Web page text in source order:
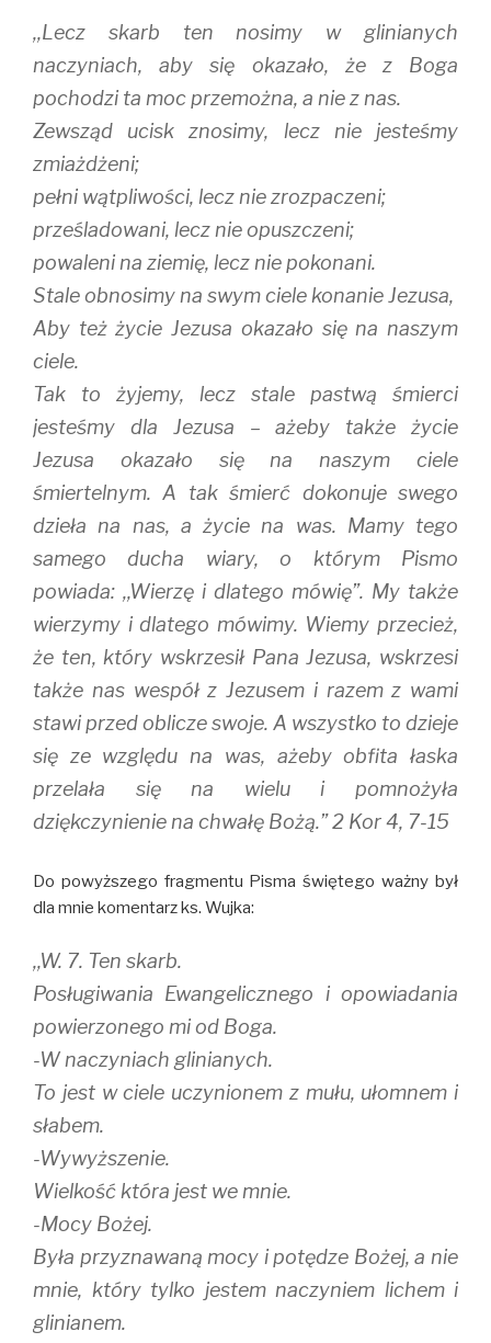
w
w
i
n
d
o
)
e
w
w
i
n
d
w
w
n
d
w
,,Lecz skarb ten nosimy w glinianych
naczyniach, aby się okazało, że z Boga
pochodzi ta moc przemożna, a nie z nas.
Zewsząd ucisk znosimy, lecz nie jesteśmy
zmiażdżeni;
pełni wątpliwości, lecz nie zrozpaczeni;
prześladowani, lecz nie opuszczeni;
powaleni na ziemię, lecz nie pokonani.
Stale obnosimy na swym ciele konanie Jezusa,
Aby też życie Jezusa okazało się na naszym
ciele.
Tak to żyjemy, lecz stale pastwą śmierci
jesteśmy dla Jezusa – ażeby także życie
Jezusa okazało się na naszym ciele
śmiertelnym. A tak śmierć dokonuje swego
dzieła na nas, a życie na was. Mamy tego
samego ducha wiary, o którym Pismo
powiada: ,,Wierzę i dlatego mówię”. My także
wierzymy i dlatego mówimy. Wiemy przecież,
że ten, który wskrzesił Pana Jezusa, wskrzesi
także nas wespół z Jezusem i razem z wami
stawi przed oblicze swoje. A wszystko to dzieje
się ze względu na was, ażeby obfita łaska
przelała się na wielu i pomnożyła
dziękczynienie na chwałę Bożą.” 2 Kor 4, 7-15
Do powyższego fragmentu Pisma świętego ważny był
dla mnie komentarz ks. Wujka:
,,W. 7. Ten skarb.
Posługiwania Ewangelicznego i opowiadania
powierzonego mi od Boga.
-W naczyniach glinianych.
To jest w ciele uczynionem z mułu, ułomnem i
słabem.
-Wywyższenie.
Wielkość która jest we mnie.
-Mocy Bożej.
Była przyznawaną mocy i potędze Bożej, a nie
mnie, który tylko jestem naczyniem lichem i
glinianem.